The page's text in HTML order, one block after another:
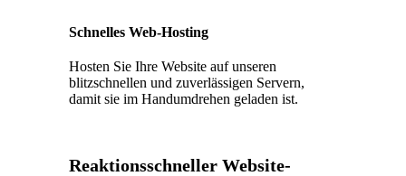
Schnelles Web-Hosting
Hosten Sie Ihre Website auf unseren
blitzschnellen und zuverlässigen Servern,
damit sie im Handumdrehen geladen ist.
Reaktionsschneller Website-